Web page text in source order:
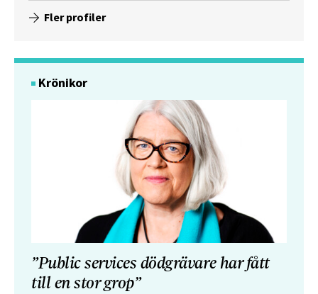
Fler profiler
Krönikor
”Public services dödgrävare har fått
till en stor grop”